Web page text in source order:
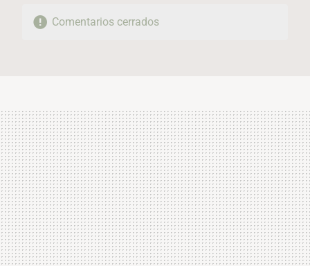
Comentarios cerrados